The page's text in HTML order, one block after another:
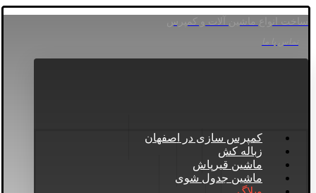
ساخت انواع ماشین آلات و کمپرس
کمپرس سازی در اصفهان
زباله کش
ماشین قیرپاش
ماشین جدول شوی